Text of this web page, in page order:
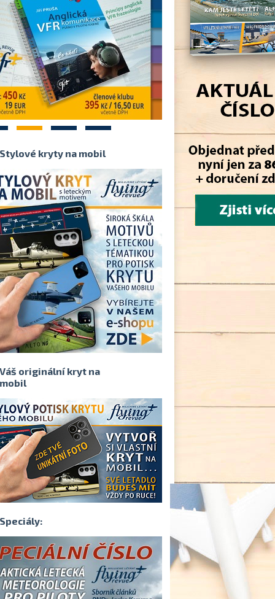
2 3 4
Stylové kryty na mobil
Váš originální kryt na
mobil
Speciály: